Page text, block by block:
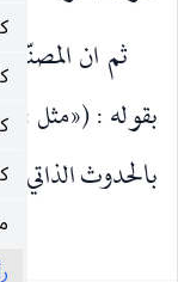
كلام بعض
كلام المحدّث
كلام السيّد الجزائري
كلام صاحب
مناقشات في كلام
مثّل للدليل
تخلف الاثر
لا الحدوث